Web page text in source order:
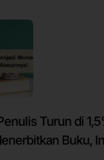
Turun di
Buku,